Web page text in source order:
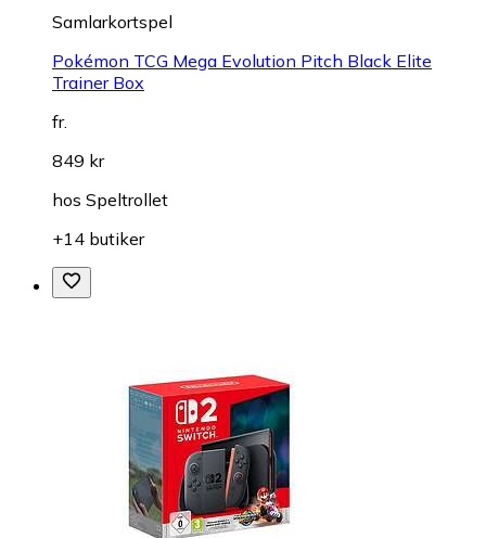
Samlarkortspel
Pokémon TCG Mega Evolution Pitch Black Elite
Trainer Box
fr.
849 kr
hos Speltrollet
+14 butiker